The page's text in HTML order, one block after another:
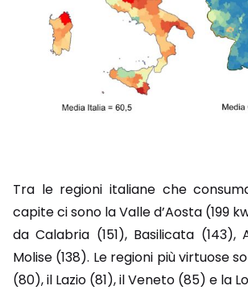
Tra le regioni italiane che
capite ci sono la Valle d’Aosta (199
da Calabria (151), Basilicata (143),
Molise (138). Le regioni più virtuose
(80), il Lazio (81), il Veneto (85) e la